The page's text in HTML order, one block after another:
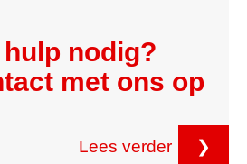
nodig?
met ons op
Lees verder ❯